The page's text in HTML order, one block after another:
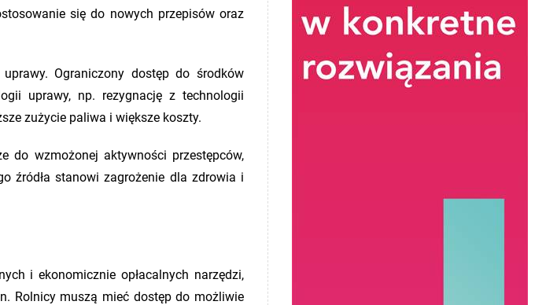
się do nowych przepisów oraz
Ograniczony dostęp do środków
uprawy, np. rezygnację z technologii
zużycie paliwa i większe koszty.
do wzmożonej aktywności przestępców,
źródła stanowi zagrożenie dla zdrowia i
i ekonomicznie opłacalnych narzędzi,
Rolnicy muszą mieć dostęp do możliwie